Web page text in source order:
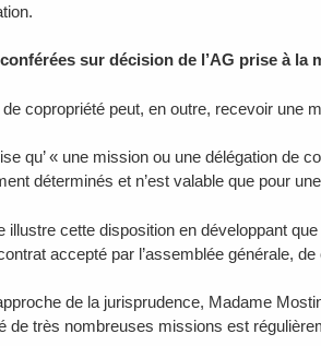
sur décision de l’AG prise à la
copropriété peut, en outre, recevoir une
qu’ « une mission ou une délégation de
déterminés et n’est valable que pour
illustre cette disposition en développant
accepté par l’assemblée générale,
de la jurisprudence, Madame
de très nombreuses missions est